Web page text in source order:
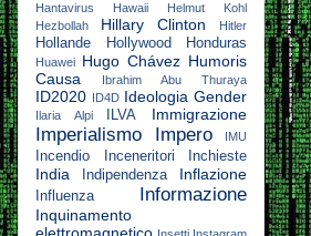
Hantavirus Hawaii
Helmut Kohl
Hezbollah
Hillary Clinton Hitler
Hollande Hollywood Honduras
Huawei Hugo Chávez Humoris
Causa
Ibrahim Abu Thuraya
ID2020 ID4D Ideologia Gender
Ilaria Alpi ILVA Immigrazione
Imperialismo Impero IMU
Incendio Inceneritori Inchieste
India Indipendenza Inflazione
Influenza Informazione
Inquinamento